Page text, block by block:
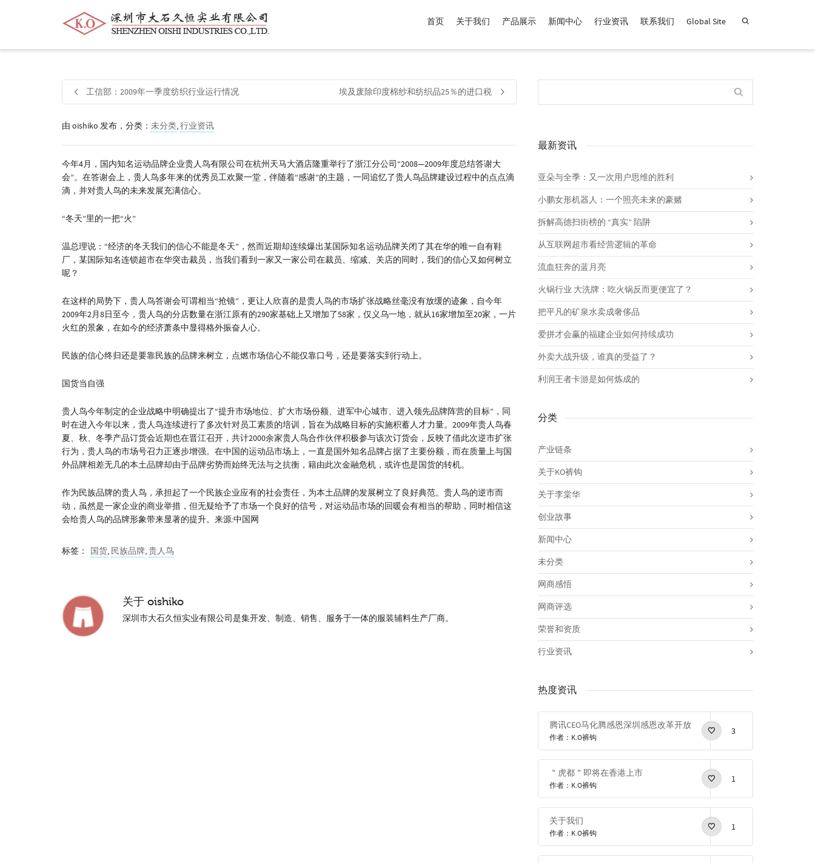
帮我查找新的衬衫尺码中号价格介于 商品，品牌为 默认品牌 .
首页 关于我们 产品展示 新闻中心 行业资讯 联系我们 Global Site
工信部：2009年一季度纺织行业运行情况 埃及废除印度棉纱和纺织品25％的进口税
由 oishiko 发布，分类： 未分类,行业资讯
今年4月，国内知名运动品牌企业贵人鸟有限公司在杭州天马大酒店隆重举行了浙江分公司“2008—2009年度总结答谢大
会”。在答谢会上，贵人鸟多年来的优秀员工欢聚一堂，伴随着“感谢”的主题，一同追忆了贵人鸟品牌建设过程中的点点滴
滴，并对贵人鸟的未来发展充满信心。
“冬天”里的一把“火”
温总理说：“经济的冬天我们的信心不能是冬天”，然而近期却连续爆出某国际知名运动品牌关闭了其在华的唯一自有鞋
厂，某国际知名连锁超市在华突击裁员，当我们看到一家又一家公司在裁员、缩减、关店的同时，我们的信心又如何树立
呢？
在这样的局势下，贵人鸟答谢会可谓相当“抢镜”，更让人欣喜的是贵人鸟的市场扩张战略丝毫没有放缓的迹象，自今年
2009年2月8日至今，贵人鸟的分店数量在浙江原有的290家基础上又增加了58家，仅义乌一地，就从16家增加至20家，一片
火红的景象，在如今的经济萧条中显得格外振奋人心。
民族的信心终归还是要靠民族的品牌来树立，点燃市场信心不能仅靠口号，还是要落实到行动上。
国货当自强
贵人鸟今年制定的企业战略中明确提出了“提升市场地位、扩大市场份额、进军中心城市、进入领先品牌阵营的目标”，同
时在进入今年以来，贵人鸟连续进行了多次针对员工素质的培训，旨在为战略目标的实施积蓄人才力量。2009年贵人鸟春
夏、秋、冬季产品订货会近期也在晋江召开，共计2000余家贵人鸟合作伙伴积极参与该次订货会，反映了借此次逆市扩张
行为，贵人鸟的市场号召力正逐步增强。在中国的运动品市场上，一直是国外知名品牌占据了主要份额，而在质量上与国
外品牌相差无几的本土品牌却由于品牌劣势而始终无法与之抗衡，籍由此次金融危机，或许也是国货的转机。
作为民族品牌的贵人鸟，承担起了一个民族企业应有的社会责任，为本土品牌的发展树立了良好典范。贵人鸟的逆市而
动，虽然是一家企业的商业举措，但无疑给予了市场一个良好的信号，对运动品市场的回暖会有相当的帮助，同时相信这
会给贵人鸟的品牌形象带来显著的提升。来源:中国网
标签： 国货, 民族品牌,贵人鸟
关于 oishiko
深圳市大石久恒实业有限公司是集开发、制造、销售、服务于一体的服装辅料生产厂商。
最新资讯
亚朵与全季：又一次用户思维的胜利
小鹏女形机器人：一个照亮未来的豪赌
拆解高德扫街榜的 “真实” 陷阱
从互联网超市看经营逻辑的革命
流血狂奔的蓝月亮
火锅行业 大洗牌：吃火锅反而更便宜了？
把平凡的矿泉水卖成奢侈品
爱拼才会赢的福建企业如何持续成功
外卖大战升级，谁真的受益了？
利润王者卡游是如何炼成的
分类
产业链条
关于KO裤钩
关于李棠华
创业故事
新闻中心
未分类
网商感悟
网商评选
荣誉和资质
行业资讯
热度资讯
腾讯CEO马化腾感恩深圳感恩改革开放
作者：K.O裤钩
3
＂虎都＂即将在香港上市
作者：K.O裤钩
1
关于我们
作者：K.O裤钩
1